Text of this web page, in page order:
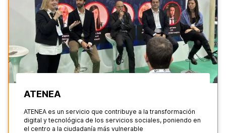
ATENEA
ATENEA es un servicio que contribuye a la transformación
digital y tecnológica de los servicios sociales, poniendo en
el centro a la ciudadanía más vulnerable